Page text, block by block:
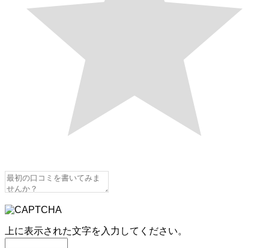
上に表示された文字を入力してください。